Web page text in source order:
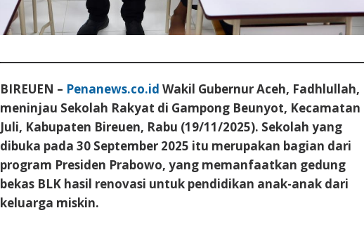
BIREUEN – Penanews.co.id Wakil Gubernur Aceh, Fadhlullah,
meninjau Sekolah Rakyat di Gampong Beunyot, Kecamatan
Juli, Kabupaten Bireuen, Rabu (19/11/2025). Sekolah yang
dibuka pada 30 September 2025 itu merupakan bagian dari
program Presiden Prabowo, yang memanfaatkan gedung
bekas BLK hasil renovasi untuk pendidikan anak-anak dari
keluarga miskin.